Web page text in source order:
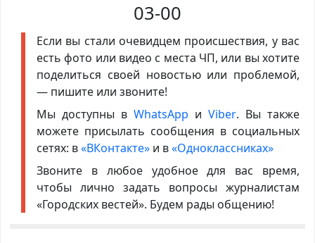
03-00
Если вы стали очевидцем происшествия, у вас
есть фото или видео с места ЧП, или вы хотите
поделиться своей новостью или проблемой,
— пишите или звоните!
Мы доступны в WhatsApp иViber. Вы также
можете присылать сообщения в социальных
сетях: в«ВКонтакте»и в«Одноклассниках»
Звоните в любое удобное для вас время,
чтобы лично задать вопросы журналистам
«Городских вестей». Будем рады общению!